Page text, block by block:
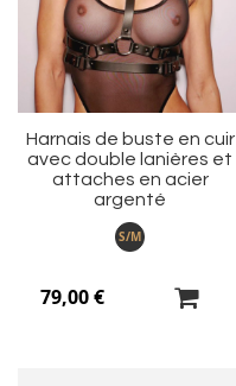
Harnais de buste en cuir
avec double lanières et
attaches en acier
argenté
79,00 €
S/M